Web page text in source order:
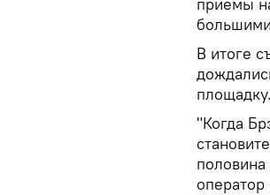
В итоге
площадку.
"Когда